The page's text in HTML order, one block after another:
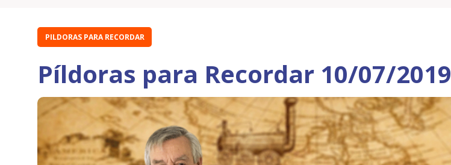
PILDORAS PARA RECORDAR
Píldoras para Recordar 10/07/2019